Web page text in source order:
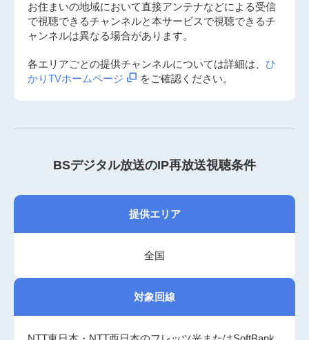
お住まいの地域において直接アンテナなどによる受信
で視聴できるチャンネルと本サービスで視聴できるチ
ャンネルは異なる場合があります。
各エリアごとの提供チャンネルについては詳細は、 ひ
かりTVホームページ
をご確認ください。
BSデジタル放送のIP再放送視聴条件
提供エリア
全国
対象回線